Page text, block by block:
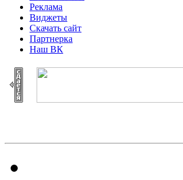
Реклама
Виджеты
Скачать сайт
Партнерка
Наш ВК